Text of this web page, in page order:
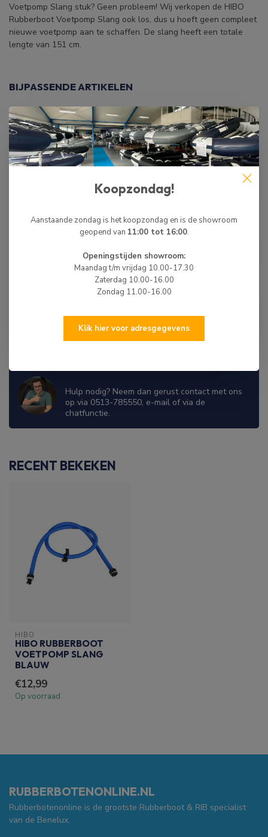
Voetpomp Slang stuk? Geen probleem! Wij verkopen de HIBO
Rubberboot Voetpomp Slang ook los, dus u hoeft geen compleet
nieuwe voetpomp aan te schaffen. De slang heeft een totale
lengte van 151 cm.
BIJPASSENDE ARTIKELEN
HIBO
HIBO Rubberboot Voetpomp
Op voorraad
€35,00
€29,99
HIBO Ventiel Connector
Slang Geel
Op voorraad
12V
Op voorraad
€165,00
Hulp nodig? Neem dan gerust contact met ons
op via 0513-785550, e-mail of via de
chatfunctie.
RECENT BEKEKEN
HIBO
HIBO RUBBERBOOT
VOETPOMP SLANG
BLAUW
€12,99
Op voorraad
RUBBERBOTENONLINE.NL
Rubberbotenonline is de grootste Rubberboot & RIB specialist
van de Benelux.
Koopzondag!
Aanstaande zondag is het koopzondag en is de showroom
geopend van 11:00 tot 16:00.
Openingstijden showroom:
Maandag t/m vrijdag 10.00-17.30
Zaterdag 10.00-16.00
Zondag 11.00-16.00
Klik hier voor adresgegevens